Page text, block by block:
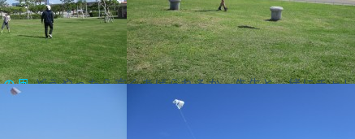
の凧どうやったら高くあげられるか、先生と一緒にチャ